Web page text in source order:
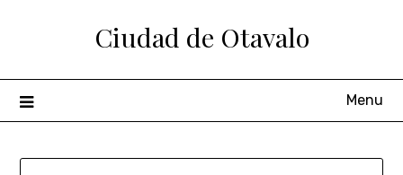
Ciudad de Otavalo
Menu